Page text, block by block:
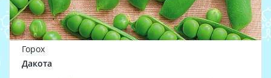
Горох
Дакота